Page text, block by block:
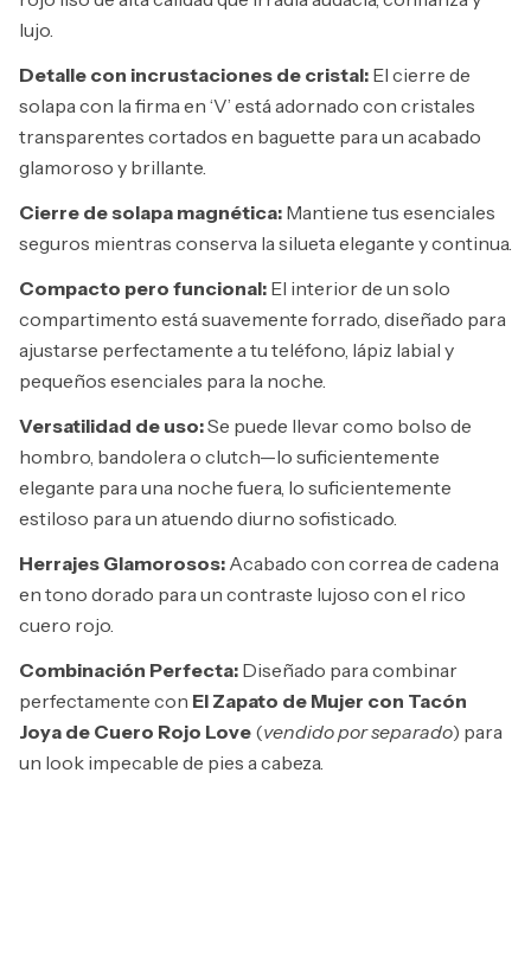
lujo.
Detalle con incrustaciones de cristal: El cierre de
solapa con la firma en ‘V’ está adornado con cristales
transparentes cortados en baguette para un acabado
glamoroso y brillante.
Cierre de solapa magnética: Mantiene tus esenciales
seguros mientras conserva la silueta elegante y continua.
Compacto pero funcional: El interior de un solo
compartimento está suavemente forrado, diseñado para
ajustarse perfectamente a tu teléfono, lápiz labial y
pequeños esenciales para la noche.
Versatilidad de uso:Se puede llevar como bolso de
hombro, bandolera o clutch—lo suficientemente
elegante para una noche fuera, lo suficientemente
estiloso para un atuendo diurno sofisticado.
Herrajes Glamorosos: Acabado con correa de cadena
en tono dorado para un contraste lujoso con el rico
cuero rojo.
Combinación Perfecta: Diseñado para combinar
perfectamente con El Zapato de Mujer con Tacón
Joya de Cuero Rojo Love (vendido por separado) para
un look impecable de pies a cabeza.